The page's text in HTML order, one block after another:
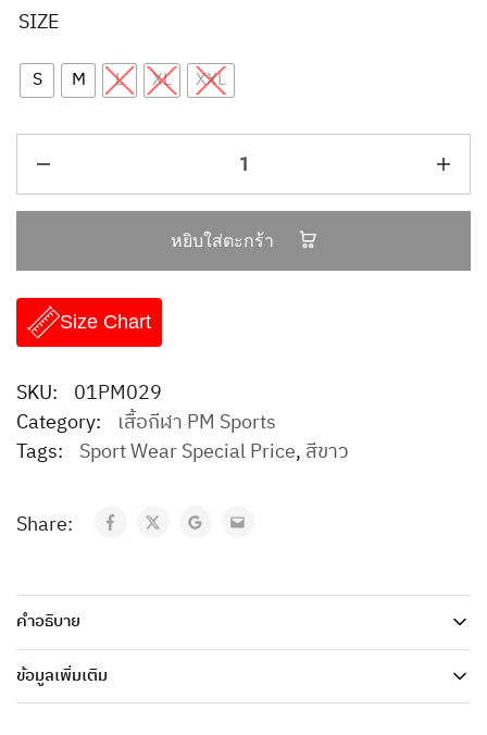
SIZE
S M L XL XXL
หยิบใส่ตะกร้า
Size Chart
SKU: 01PM029
Category: เสื้อกีฬา PM Sports
Tags: Sport Wear Special Price, สีขาว
Share:
คำอธิบาย
ข้อมูลเพิ่มเติม